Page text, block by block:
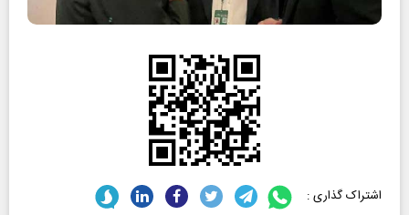
اشتراک گذاری :